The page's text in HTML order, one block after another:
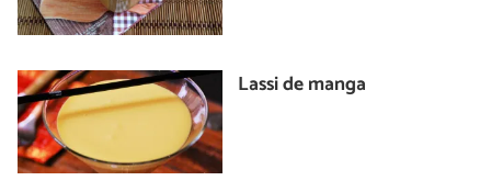
Lassi de manga